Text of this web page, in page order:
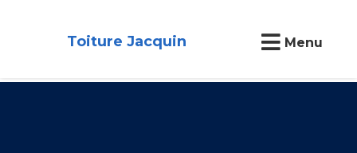
Toiture Jacquin Menu